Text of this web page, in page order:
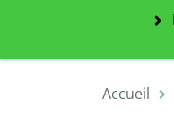
Accueil